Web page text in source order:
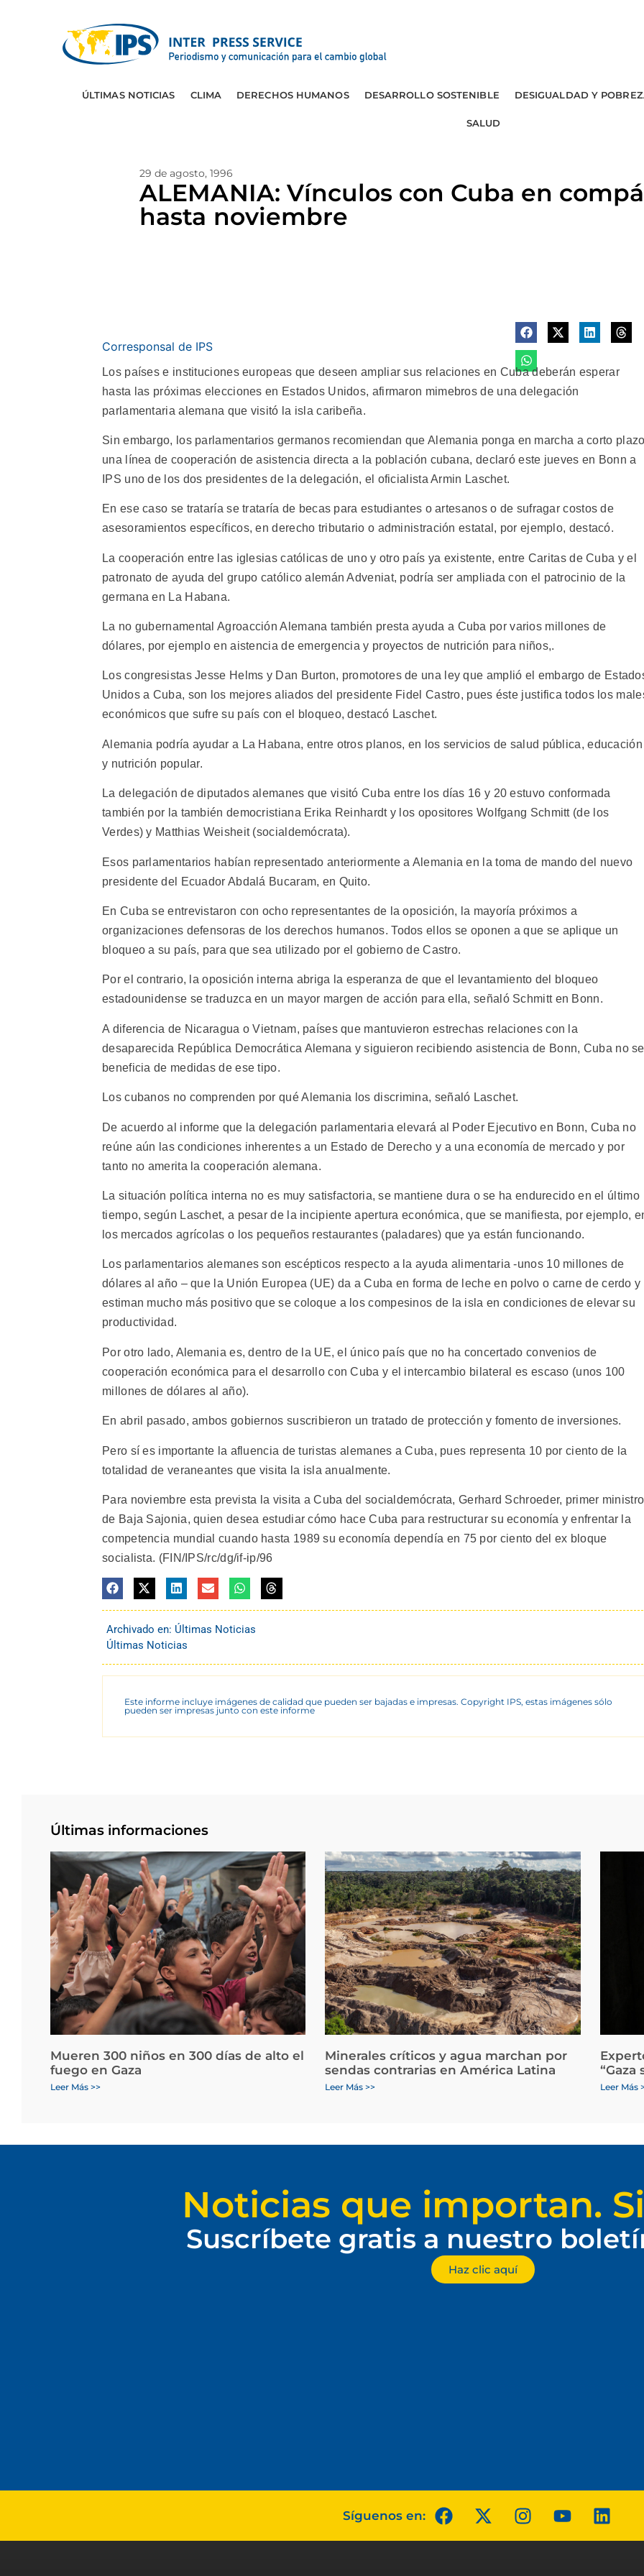
ÚLTIMAS NOTICIAS CLIMA DERECHOS HUMANOS DESARROLLO SOSTENIBLE DESIGUALDAD Y
SALUD
29 de agosto, 1996
ALEMANIA: Vínculos con Cuba en
hasta noviembre
Corresponsal de IPS
Los países e instituciones europeas que deseen ampliar sus relaciones en Cuba deberán esperar
hasta las próximas elecciones en Estados Unidos, afirmaron mimebros de una delegación
parlamentaria alemana que visitó la isla caribeña.
Sin embargo, los parlamentarios germanos recomiendan que Alemania ponga en marcha a corto
una línea de cooperación de asistencia directa a la población cubana, declaró este jueves en Bonn a
IPS uno de los dos presidentes de la delegación, el oficialista Armin Laschet.
En ese caso se trataría se trataría de becas para estudiantes o artesanos o de sufragar costos de
asesoramientos específicos, en derecho tributario o administración estatal, por ejemplo, destacó.
La cooperación entre las iglesias católicas de uno y otro país ya existente, entre Caritas de Cuba y el
patronato de ayuda del grupo católico alemán Adveniat, podría ser ampliada con el patrocinio de la
germana en La Habana.
La no gubernamental Agroacción Alemana también presta ayuda a Cuba por varios millones de
dólares, por ejemplo en aistencia de emergencia y proyectos de nutrición para niños,.
Los congresistas Jesse Helms y Dan Burton, promotores de una ley que amplió el embargo de
Unidos a Cuba, son los mejores aliados del presidente Fidel Castro, pues éste justifica todos los
económicos que sufre su país con el bloqueo, destacó Laschet.
Alemania podría ayudar a La Habana, entre otros planos, en los servicios de salud pública, educación
y nutrición popular.
La delegación de diputados alemanes que visitó Cuba entre los días 16 y 20 estuvo conformada
también por la también democristiana Erika Reinhardt y los opositores Wolfgang Schmitt (de los
Verdes) y Matthias Weisheit (socialdemócrata).
Esos parlamentarios habían representado anteriormente a Alemania en la toma de mando del nuevo
presidente del Ecuador Abdalá Bucaram, en Quito.
En Cuba se entrevistaron con ocho representantes de la oposición, la mayoría próximos a
organizaciones defensoras de los derechos humanos. Todos ellos se oponen a que se aplique un
bloqueo a su país, para que sea utilizado por el gobierno de Castro.
Por el contrario, la oposición interna abriga la esperanza de que el levantamiento del bloqueo
estadounidense se traduzca en un mayor margen de acción para ella, señaló Schmitt en Bonn.
A diferencia de Nicaragua o Vietnam, países que mantuvieron estrechas relaciones con la
desaparecida República Democrática Alemana y siguieron recibiendo asistencia de Bonn, Cuba no se
beneficia de medidas de ese tipo.
Los cubanos no comprenden por qué Alemania los discrimina, señaló Laschet.
De acuerdo al informe que la delegación parlamentaria elevará al Poder Ejecutivo en Bonn, Cuba no
reúne aún las condiciones inherentes a un Estado de Derecho y a una economía de mercado y por
tanto no amerita la cooperación alemana.
La situación política interna no es muy satisfactoria, se mantiene dura o se ha endurecido en el último
tiempo, según Laschet, a pesar de la incipiente apertura económica, que se manifiesta, por ejemplo,
los mercados agrícolas o los pequeños restaurantes (paladares) que ya están funcionando.
Los parlamentarios alemanes son escépticos respecto a la ayuda alimentaria -unos 10 millones de
dólares al año – que la Unión Europea (UE) da a Cuba en forma de leche en polvo o carne de cerdo y
estiman mucho más positivo que se coloque a los compesinos de la isla en condiciones de elevar su
productividad.
Por otro lado, Alemania es, dentro de la UE, el único país que no ha concertado convenios de
cooperación económica para el desarrollo con Cuba y el intercambio bilateral es escaso (unos 100
millones de dólares al año).
En abril pasado, ambos gobiernos suscribieron un tratado de protección y fomento de inversiones.
Pero sí es importante la afluencia de turistas alemanes a Cuba, pues representa 10 por ciento de la
totalidad de veraneantes que visita la isla anualmente.
Para noviembre esta prevista la visita a Cuba del socialdemócrata, Gerhard Schroeder, primer ministro
de Baja Sajonia, quien desea estudiar cómo hace Cuba para restructurar su economía y enfrentar la
competencia mundial cuando hasta 1989 su economía dependía en 75 por ciento del ex bloque
socialista. (FIN/IPS/rc/dg/if-ip/96
Archivado en: Últimas Noticias
Últimas Noticias
Este informe incluye imágenes de calidad que pueden ser bajadas e impresas. Copyright IPS, estas imágenes sólo
pueden ser impresas junto con este informe
Últimas informaciones
Mueren 300 niños en 300 días de alto el
fuego en Gaza
Leer Más >>
Minerales críticos y agua marchan por
sendas contrarias en América Latina
Leer Más >>
“Gaza
Leer Más
Noticias que importan.
Suscríbete gratis a nuestro
Haz clic aquí
Síguenos en: